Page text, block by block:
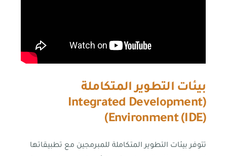
بيئات التطوير المتكاملة
(
Integrated Development
Environment (IDE)
)
تتوفر بيئات التطوير المتكاملة للمبرمجين مع تطبيقاتها